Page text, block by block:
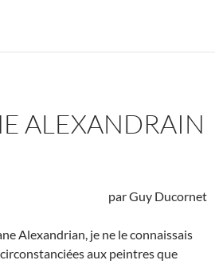
ALEXANDRAIN
par Guy Ducornet
Alexandrian, je ne le connaissais
aux peintres que